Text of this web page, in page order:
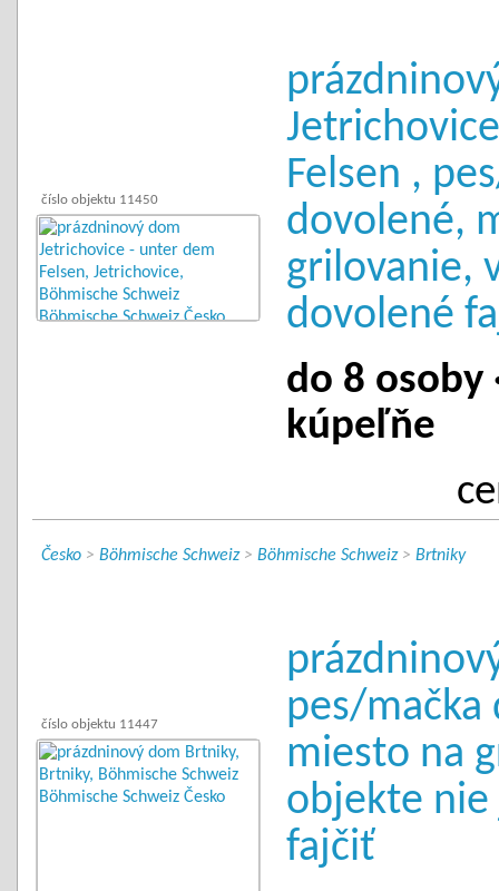
číslo objektu 11450
Felsen ,
dovolené,
grilovanie,
dovolené
do 8 osoby
kúpeľňe
Česko > Böhmische Schweiz> Böhmische Schweiz> Brtniky
číslo objektu 11447
pes/mačka
miesto na
objekte
fajčiť